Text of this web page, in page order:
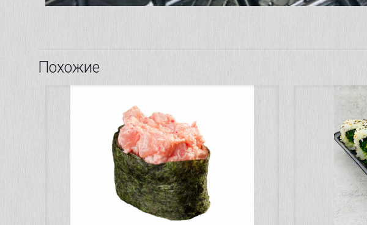
Похожие